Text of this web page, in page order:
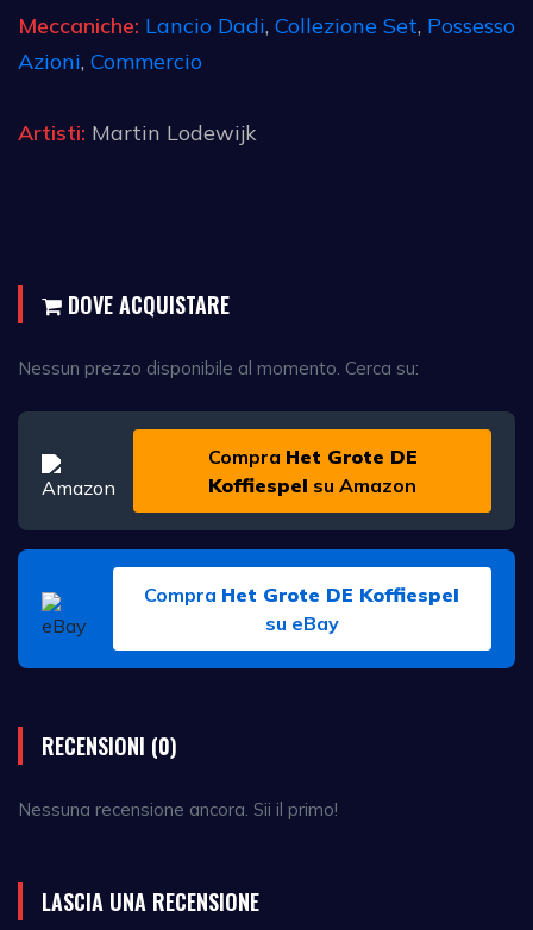
Meccaniche: Lancio Dadi, Collezione Set, Possesso
Azioni, Commercio
Artisti: Martin Lodewijk
DOVE ACQUISTARE
Nessun prezzo disponibile al momento. Cerca su:
Compra Het Grote DE
Koffiespel su Amazon
Compra Het Grote DE Koffiespel
su eBay
RECENSIONI (0)
Nessuna recensione ancora. Sii il primo!
LASCIA UNA RECENSIONE